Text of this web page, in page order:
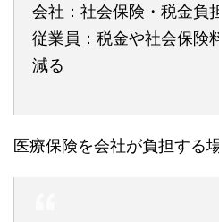
会社：社会保険・税金負
従業員：税金や社会保険
減る
医療保険を会社が負担する